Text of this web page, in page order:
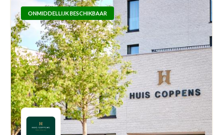
ONMIDDELLIJK BESCHIKBAAR